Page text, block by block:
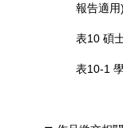
報告適用)
表10 碩
表10-1